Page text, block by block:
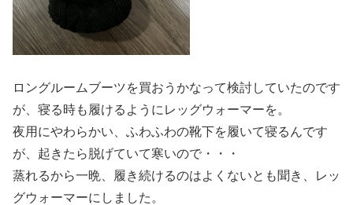
ロングルームブーツを買おうかなって検討していたのです
が、寝る時も履けるようにレッグウォーマーを。
夜用にやわらかい、ふわふわの靴下を履いて寝るんです
が、起きたら脱げていて寒いので・・・
蒸れるから一晩、履き続けるのはよくないとも聞き、レッ
グウォーマーにしました。